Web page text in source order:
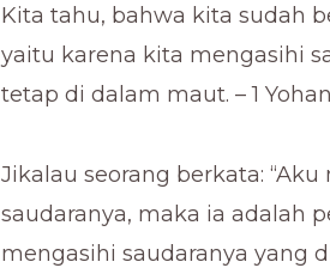
Kita tahu, bahwa kita sudah
yaitu karena kita mengasihi
tetap di dalam maut. – 1
Jikalau seorang berkata:
saudaranya, maka ia adalah
mengasihi saudaranya yang